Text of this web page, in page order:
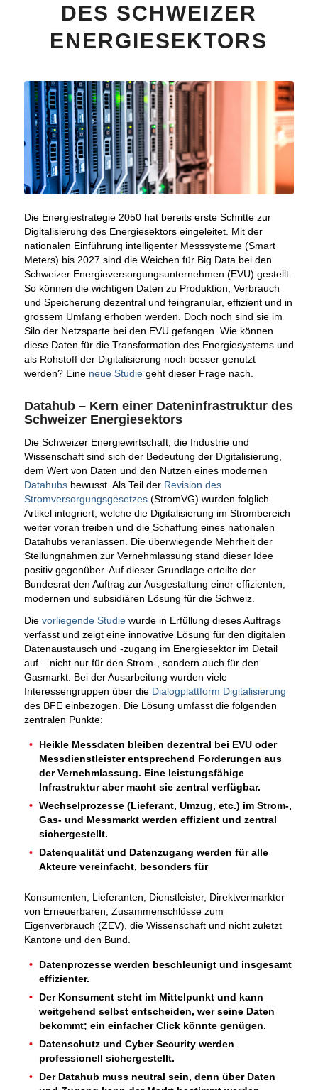
DES SCHWEIZER
ENERGIESEKTORS
Die Energiestrategie 2050 hat bereits erste Schritte zur
Digitalisierung des Energiesektors eingeleitet. Mit der
nationalen Einführung intelligenter Messsysteme (Smart
Meters) bis 2027 sind die Weichen für Big Data bei den
Schweizer Energieversorgungsunternehmen (EVU) gestellt.
So können die wichtigen Daten zu Produktion, Verbrauch
und Speicherung dezentral und feingranular, effizient und in
grossem Umfang erhoben werden. Doch noch sind sie im
Silo der Netzsparte bei den EVU gefangen. Wie können
diese Daten für die Transformation des Energiesystems und
als Rohstoff der Digitalisierung noch besser genutzt
werden? Eine neue Studiegeht dieser Frage nach.
Datahub – Kern einer Dateninfrastruktur des
Schweizer Energiesektors
Die Schweizer Energiewirtschaft, die Industrie und
Wissenschaft sind sich der Bedeutung der Digitalisierung,
dem Wert von Daten und den Nutzen eines modernen
Datahubsbewusst. Als Teil der Revision des
Stromversorgungsgesetzes(StromVG) wurden folglich
Artikel integriert, welche die Digitalisierung im Strombereich
weiter voran treiben und die Schaffung eines nationalen
Datahubs veranlassen. Die überwiegende Mehrheit der
Stellungnahmen zur Vernehmlassung stand dieser Idee
positiv gegenüber. Auf dieser Grundlage erteilte der
Bundesrat den Auftrag zur Ausgestaltung einer effizienten,
modernen und subsidiären Lösung für die Schweiz.
Die vorliegende Studiewurde in Erfüllung dieses Auftrags
verfasst und zeigt eine innovative Lösung für den digitalen
Datenaustausch und -zugang im Energiesektor im Detail
auf – nicht nur für den Strom-, sondern auch für den
Gasmarkt. Bei der Ausarbeitung wurden viele
Interessengruppen über die Dialogplattform Digitalisierung
des BFE einbezogen. Die Lösung umfasst die folgenden
zentralen Punkte:
Heikle Messdaten bleiben dezentral bei EVU oder
Messdienstleister entsprechend Forderungen aus
der Vernehmlassung. Eine leistungsfähige
Infrastruktur aber macht sie zentral verfügbar.
Wechselprozesse (Lieferant, Umzug, etc.) im Strom-,
Gas- und Messmarkt werden effizient und zentral
sichergestellt.
Datenqualität und Datenzugang werden für alle
Akteure vereinfacht, besonders für
Konsumenten, Lieferanten, Dienstleister, Direktvermarkter
von Erneuerbaren, Zusammenschlüsse zum
Eigenverbrauch (ZEV), die Wissenschaft und nicht zuletzt
Kantone und den Bund.
Datenprozesse werden beschleunigt und insgesamt
effizienter.
Der Konsument steht im Mittelpunkt und kann
weitgehend selbst entscheiden, wer seine Daten
bekommt; ein einfacher Click könnte genügen.
Datenschutz und Cyber Security werden
professionell sichergestellt.
Der Datahub muss neutral sein, denn über Daten